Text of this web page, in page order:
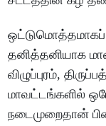
தனித்தனியாக
விழுப்புரம்,
மாவட்டங்களில்
நடைமுறைதான்